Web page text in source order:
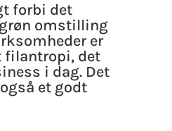
forbi det
omstilling
er
filantropi, det
i dag. Det
et godt